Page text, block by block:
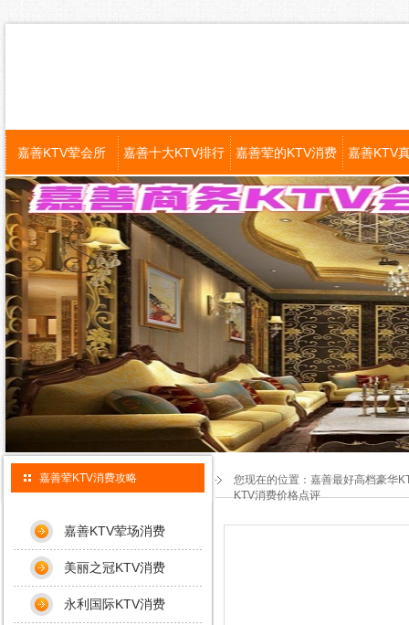
嘉善KTV荤会所 嘉善十大KTV排行 嘉善荤的KTV消费 嘉善KTV
您现在的位置： 嘉善最好高档豪华
KTV消费价格点评
嘉善荤KTV消费攻略
嘉善KTV荤场消费
美丽之冠KTV消费
永利国际KTV消费